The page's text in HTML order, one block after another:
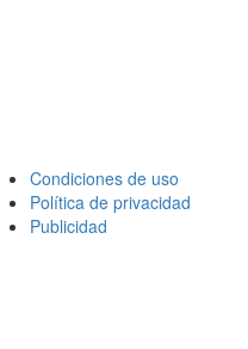
Condiciones de uso
Política de privacidad
Publicidad